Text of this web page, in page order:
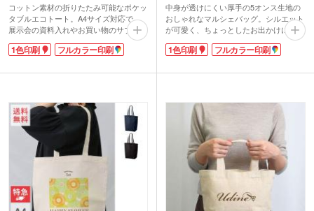
コットン素材の折りたたみ可能なポケッ
タブルエコトート。A4サイズ対応で、
展示会の資料入れやお買い物のサブバッ
グに最適。持ち手は肩掛けしやすい長さ
で、荷物が多い日も快適に使えます。か
地。畳んだら内ポケットに収納してコン
が可能です。フルカラー印刷ならアーテ
ィストグッズにもおすすめ！リーズナブ
ルな価格ながらも、シンプルなデザイン
は販促効果バッチリです。
1色印刷 フルカラー印刷
中身が透けにくい厚手の5オンス生地の
おしゃれなマルシェバッグ。シルエット
が可愛く、ちょっとしたお出かけにもお
すすめです。A4サイズが収納できて、広
めのマチは角底。たっぷり荷物が入りま
から、サブバッグとしても大活躍します
マルシェバッグ製作にいかかでしょう
か。ショップの購入特典やノベルティに
おススメです。
1色印刷 フルカラー印刷